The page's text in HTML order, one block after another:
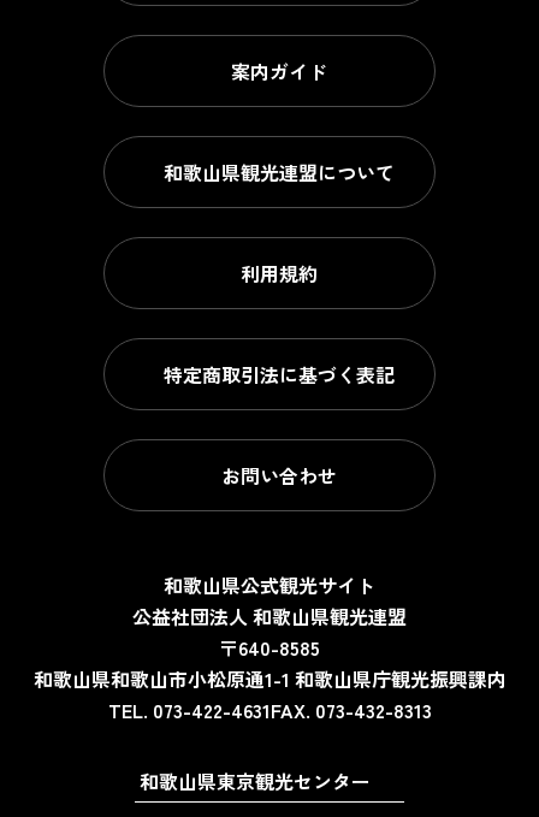
案内ガイド
和歌山県観光連盟について
利用規約
特定商取引法に基づく表記
お問い合わせ
和歌山県公式観光サイト
公益社団法人 和歌山県観光連盟
〒640-8585
和歌山県和歌山市小松原通1-1 和歌山県庁観光振興課内
TEL. 073-422-4631FAX. 073-432-8313
和歌山県東京観光センター